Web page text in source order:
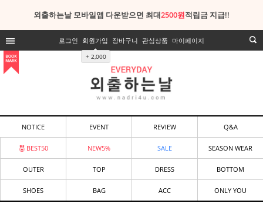
외출하는날 모바일앱 다운받으면 최대2500원적립금 지급!!
로그인 회원가입
+ 2,000
장바구니 관심상품 마이페이지
NOTICE EVENT REVIEW Q&A
BEST50 NEW5% SALE SEASON WEAR
OUTER TOP DRESS BOTTOM
SHOES BAG ACC ONLY YOU